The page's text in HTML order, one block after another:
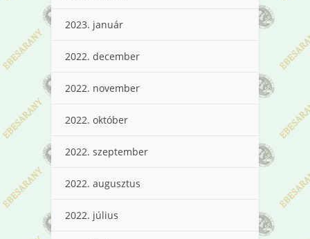
2023. január
2022. december
2022. november
2022. október
2022. szeptember
2022. augusztus
2022. július